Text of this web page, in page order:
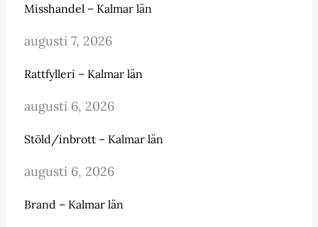
Misshandel – Kalmar län
augusti 7, 2026
Rattfylleri – Kalmar län
augusti 6, 2026
Stöld/inbrott – Kalmar län
augusti 6, 2026
Brand – Kalmar län